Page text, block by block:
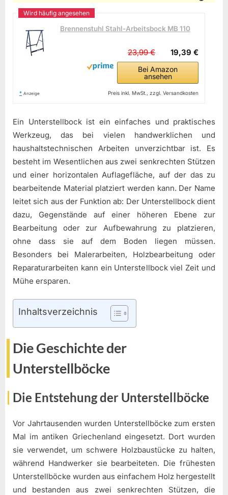
Brennenstuhl Stahl-Arbeitsbock MB 110
19,39 €
23,99 €
Bei Amazon
ansehen
* Anzeige Preis inkl. MwSt., zzgl. Versandkosten
Ein Unterstellbock ist ein einfaches und praktisches
Werkzeug, das bei vielen handwerklichen und
haushaltstechnischen Arbeiten unverzichtbar ist. Es
besteht im Wesentlichen aus zwei senkrechten Stützen
und einer horizontalen Auflagefläche, auf der das zu
bearbeitende Material platziert werden kann. Der Name
leitet sich aus der Funktion ab: Der Unterstellbock dient
dazu, Gegenstände auf einer höheren Ebene zur
Bearbeitung oder zur Aufbewahrung zu platzieren,
ohne dass sie auf dem Boden liegen müssen.
Besonders bei Malerarbeiten, Holzbearbeitung oder
Reparaturarbeiten kann ein Unterstellbock viel Zeit und
Mühe ersparen.
Inhaltsverzeichnis
Die Geschichte der
Unterstellböcke
Die Entstehung der Unterstellböcke
Vor Jahrtausenden wurden Unterstellböcke zum ersten
Mal im antiken Griechenland eingesetzt. Dort wurden
sie verwendet, um schwere Holzbaustücke zu halten,
während Handwerker sie bearbeiteten. Die frühesten
Unterstellböcke wurden aus einfachem Holz hergestellt
und bestanden aus zwei senkrechten Stützen, die